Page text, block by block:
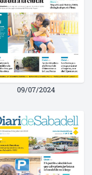
09/07/2024